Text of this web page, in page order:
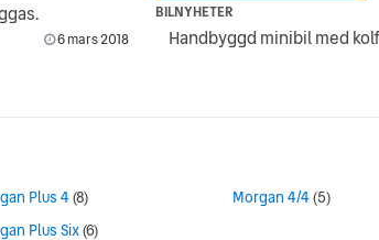
6 mars 2018
BILNYHETER
Plus 4 (8)
Plus Six(6)
Morgan 4/4 (5)